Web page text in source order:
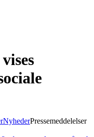
NyhederPressemeddelelser